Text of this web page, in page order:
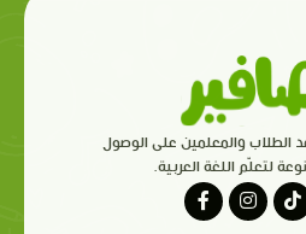
والمعلمين على الوصول
لتعلّم اللغة العربية.